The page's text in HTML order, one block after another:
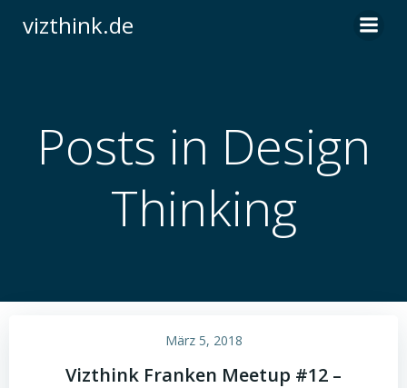
vizthink.de
Posts in Design
Thinking
März 5, 2018
Vizthink Franken Meetup #12 –